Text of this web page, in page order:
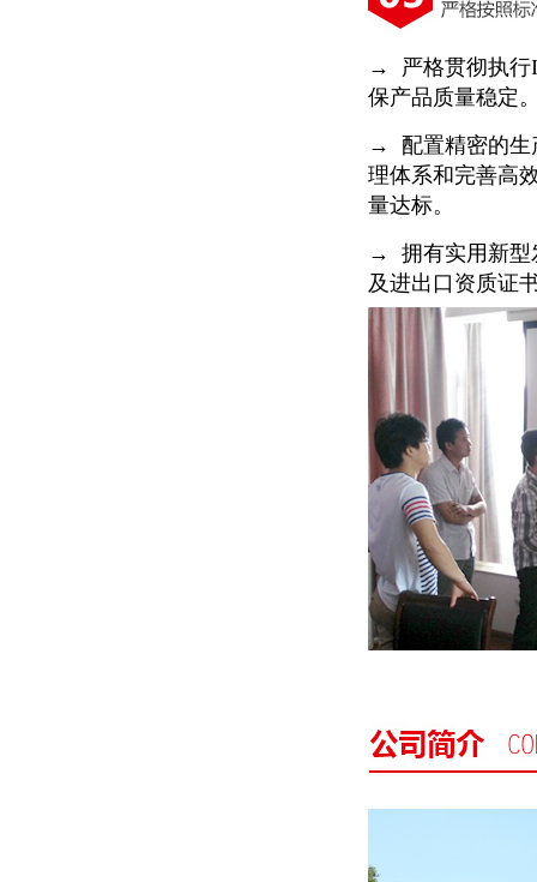
→ 严格贯彻执行
保产品质量稳定
→ 配置精密的生
理体系和完善高
量达标。
→ 拥有实用新型
及进出口资质证